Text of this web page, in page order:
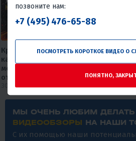
Круизер, который не бьет по
карману🔥🔥 Обзор дорожного
мотоцикла FAIDET Rebel 400 EFI
от мX-MOTORS
30 июля 2026
—
27
МЫ ОЧЕНЬ ЛЮБИМ ДЕЛАТЬ
ВИДЕООБЗОРЫ НА НАШИ
С их помощью наши
позвоните нам:
+7 (495) 476-65-88
ПОСМОТРЕТЬ КОРОТКОЕ ВИДЕО О
ПОНЯТНО,